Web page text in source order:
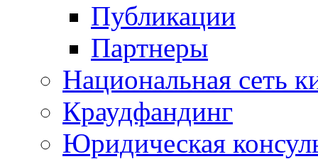
Публикации
Партнеры
Национальная сеть
Краудфандинг
Юридическая